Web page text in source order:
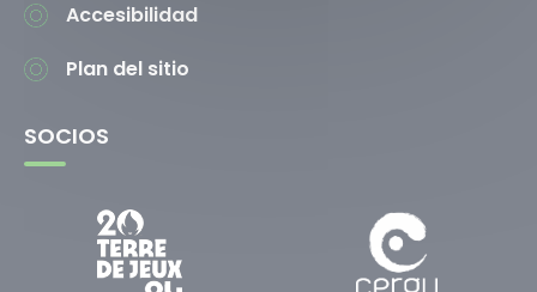
Accesibilidad
Plan del sitio
SOCIOS